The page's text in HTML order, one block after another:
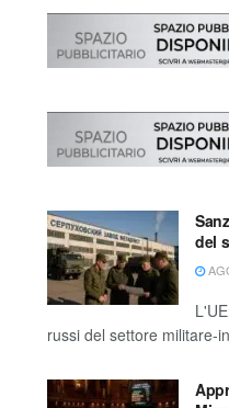
del
russi del settore militare-